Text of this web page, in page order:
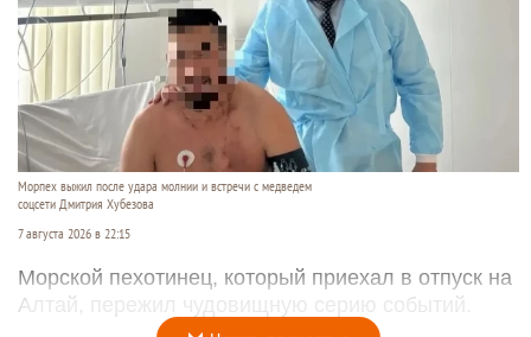
Морпех выжил после удара молнии и встречи с медведем
соцсети Дмитрия Хубезова
7 августа 2026 в 22:15
Морской пехотинец, который приехал в отпуск на
Алтай, пережил чудовищную серию событий.